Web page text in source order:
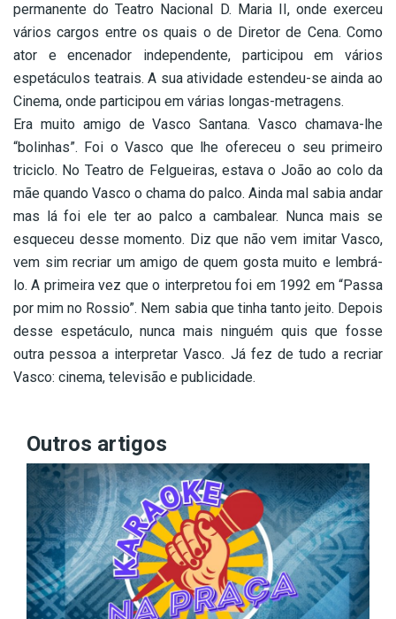
permanente do Teatro Nacional D. Maria II, onde exerceu
vários cargos entre os quais o de Diretor de Cena. Como
ator e encenador independente, participou em vários
espetáculos teatrais. A sua atividade estendeu-se ainda ao
Cinema, onde participou em várias longas-metragens.
Era muito amigo de Vasco Santana. Vasco chamava-lhe
“bolinhas”. Foi o Vasco que lhe ofereceu o seu primeiro
triciclo. No Teatro de Felgueiras, estava o João ao colo da
mãe quando Vasco o chama do palco. Ainda mal sabia andar
mas lá foi ele ter ao palco a cambalear. Nunca mais se
esqueceu desse momento. Diz que não vem imitar Vasco,
vem sim recriar um amigo de quem gosta muito e lembrá-
lo. A primeira vez que o interpretou foi em 1992 em “Passa
por mim no Rossio”. Nem sabia que tinha tanto jeito. Depois
desse espetáculo, nunca mais ninguém quis que fosse
outra pessoa a interpretar Vasco. Já fez de tudo a recriar
Vasco: cinema, televisão e publicidade.
Outros artigos